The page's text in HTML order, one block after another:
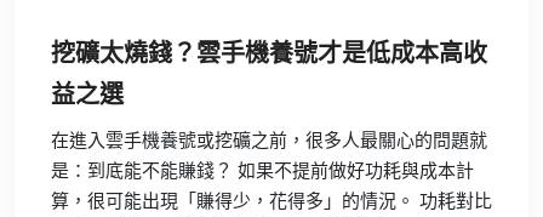
挖礦太燒錢？雲手機養號才是低成本高收
益之選
在進入雲手機養號或挖礦之前，很多人最關心的問題就
是：到底能不能賺錢？ 如果不提前做好功耗與成本計
算，很可能出現「賺得少，花得多」的情況。 功耗對比